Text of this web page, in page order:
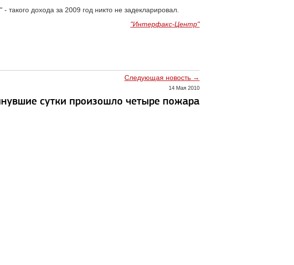
дохода за 2009 год никто не задекларировал.
"Интерфакс-Центр"
Следующая новость →
14 Мая 2010
сутки произошло четыре пожара